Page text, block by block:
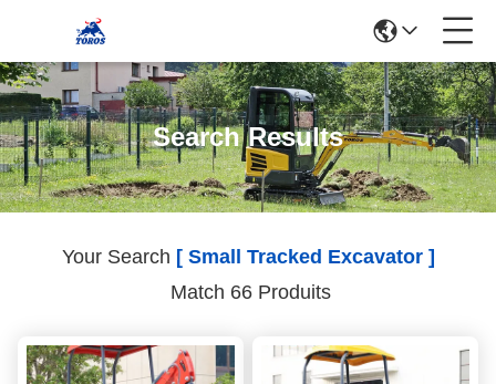
Search Results
Your Search [ Small Tracked Excavator ]
Match 66 Produits